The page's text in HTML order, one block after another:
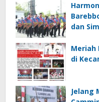
dan
Meriah
di
Jelang